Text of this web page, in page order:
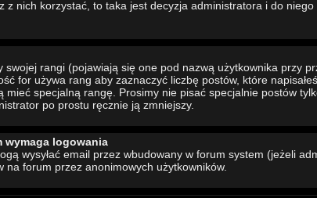
z nich korzystać, to taka jest decyzja administratora i do
swojej rangi (pojawiają się one pod nazwą użytkownika przy
for używa rang aby zaznaczyć liczbę postów, które
specjalną rangę. Prosimy nie pisać specjalnie postów
po prostu ręcznie ją zmniejszy.
wymaga logowania
wysyłać email przez wbudowany w forum system (jeżeli
na forum przez anonimowych użytkowników.